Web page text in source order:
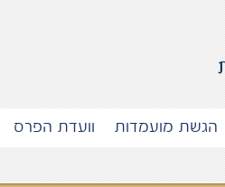
הגשת מועמדות וועדת הפרס